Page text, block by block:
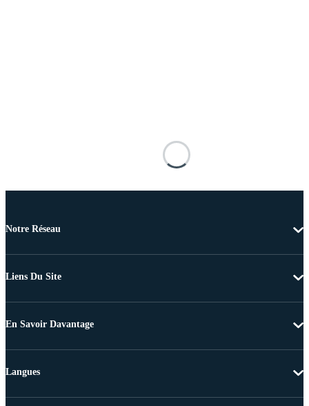
Notre Réseau
Liens Du Site
En Savoir Davantage
Langues